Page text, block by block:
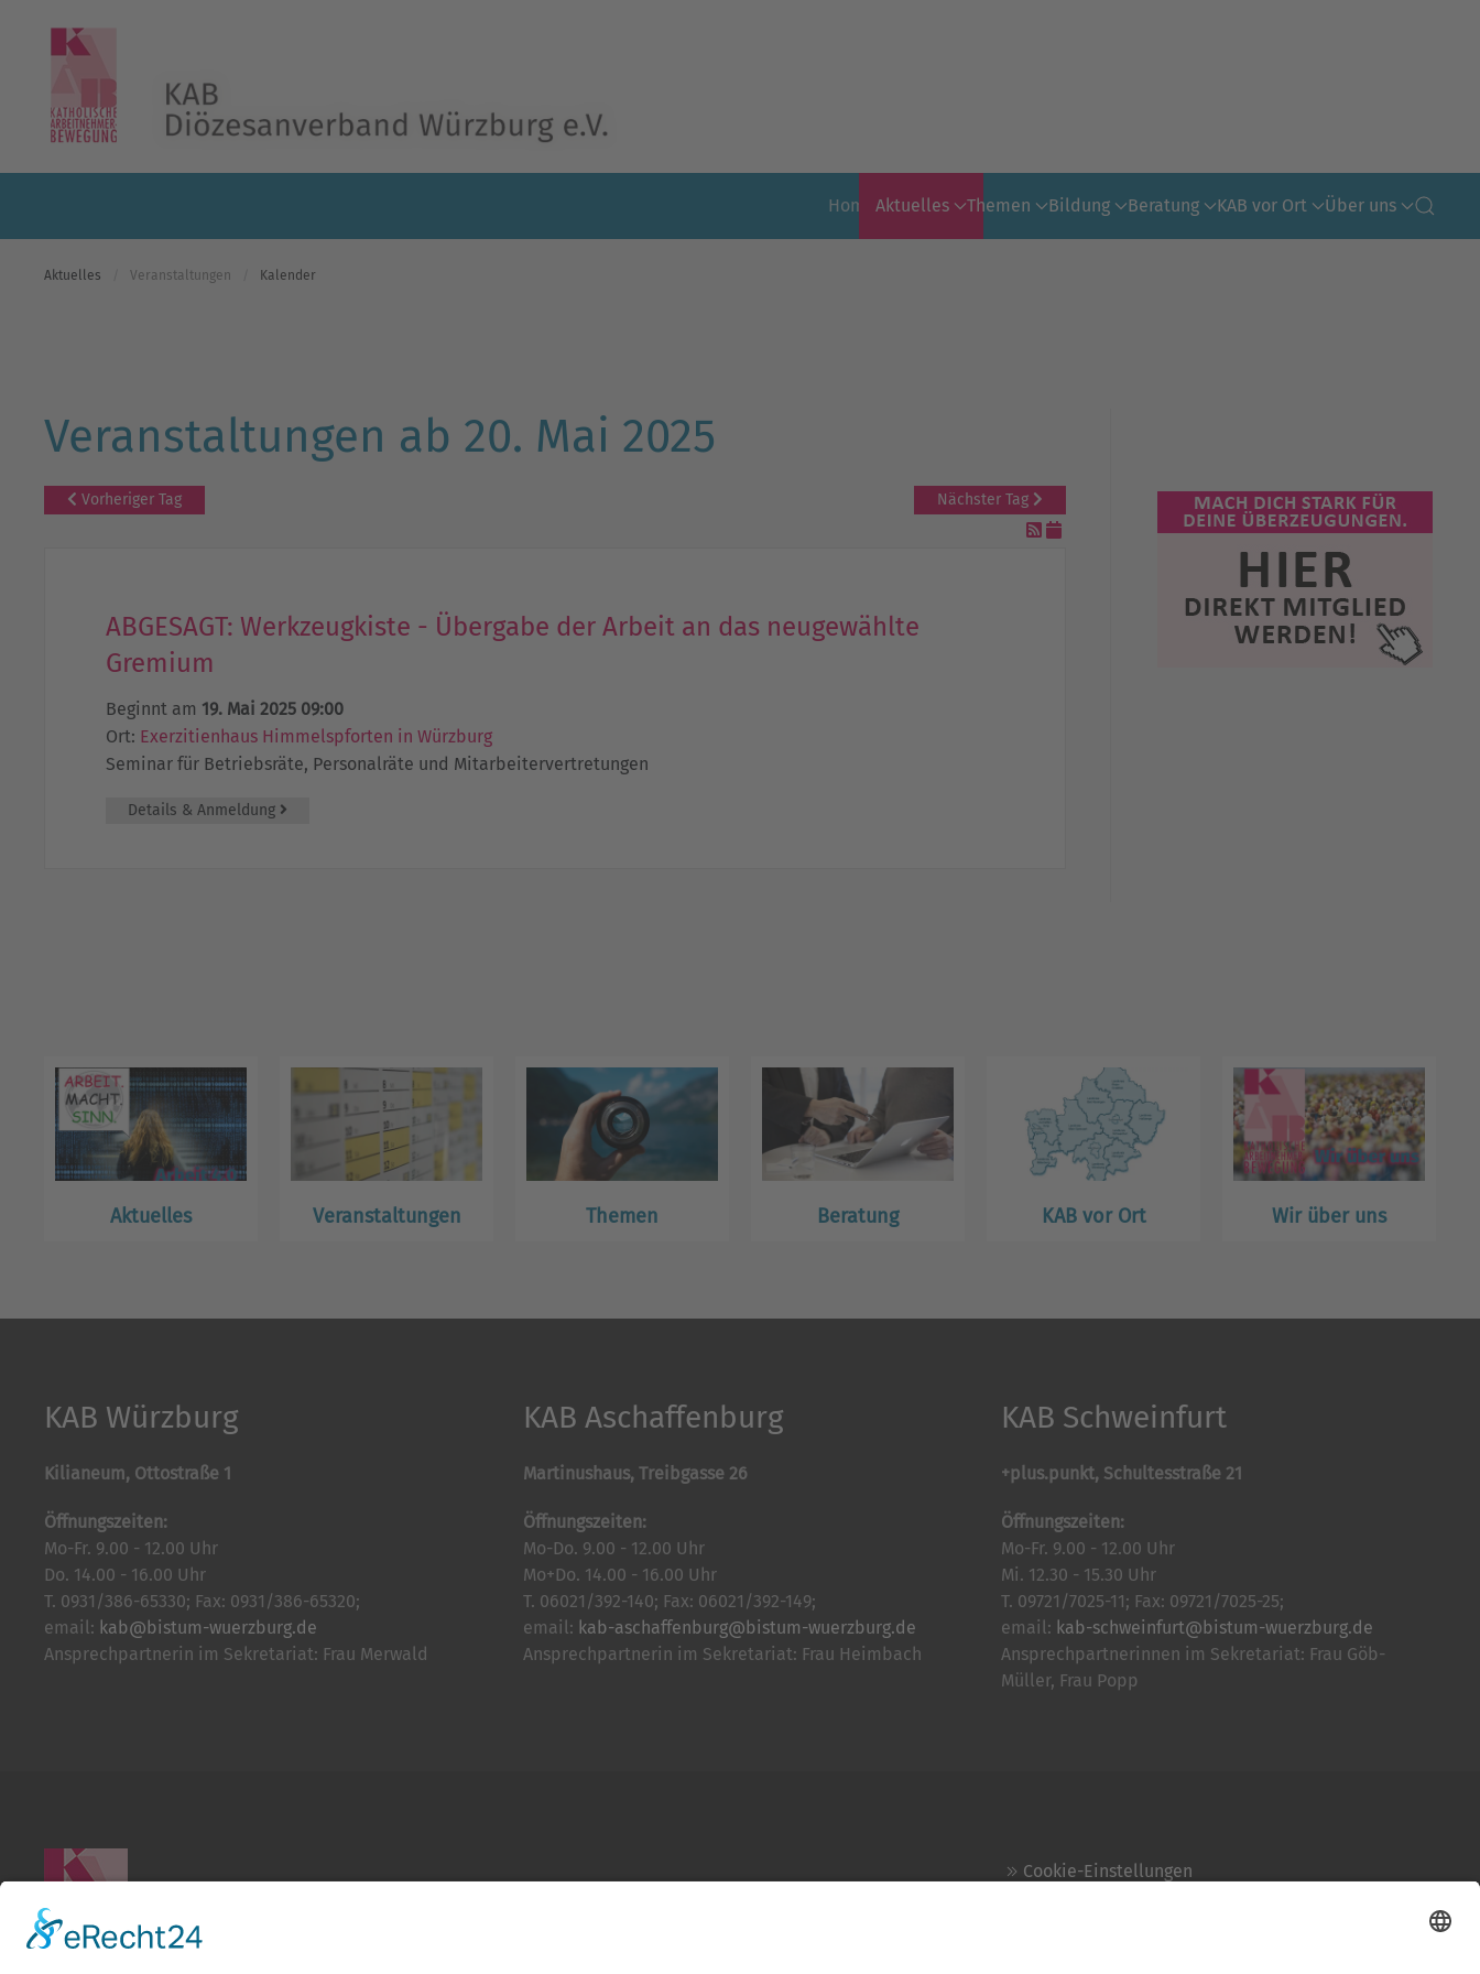
Skip to main content
Home Aktuelles Themen Bildung Beratung KAB vor Ort Über uns
Aktuelles Veranstaltungen Kalender
Veranstaltungen ab 20. Mai 2025
Vorheriger Tag Nächster Tag
ABGESAGT: Werkzeugkiste - Übergabe der Arbeit an das neugewählte
Gremium
Beginnt am 19. Mai 2025 09:00
Ort: Exerzitienhaus Himmelspforten in Würzburg
Seminar für Betriebsräte, Personalräte und Mitarbeitervertretungen
Details & Anmeldung
Aktuelles Veranstaltungen Themen Beratung KAB vor Ort Wir über uns
KAB Würzburg
Kilianeum, Ottostraße 1
Öffnungszeiten:
Mo-Fr. 9.00 - 12.00 Uhr
Do. 14.00 - 16.00 Uhr
T. 0931/386-65330; Fax: 0931/386-65320;
email: kab@bistum-wuerzburg.de
Ansprechpartnerin im Sekretariat: Frau Merwald
KAB Aschaffenburg
Martinushaus, Treibgasse 26
Öffnungszeiten:
Mo-Do. 9.00 - 12.00 Uhr
Mo+Do. 14.00 - 16.00 Uhr
T. 06021/392-140; Fax: 06021/392-149;
email: kab-aschaffenburg@bistum-wuerzburg.de
Ansprechpartnerin im Sekretariat: Frau Heimbach
KAB Schweinfurt
+plus.punkt, Schultesstraße 21
Öffnungszeiten:
Mo-Fr. 9.00 - 12.00 Uhr
Mi. 12.30 - 15.30 Uhr
T. 09721/7025-11; Fax: 09721/7025-25;
email: kab-schweinfurt@bistum-wuerzburg.de
Ansprechpartnerinnen im Sekretariat: Frau Göb-
Müller, Frau Popp
Cookie-Einstellungen